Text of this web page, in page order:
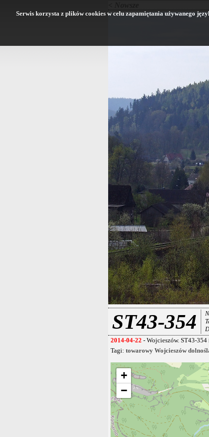
Serwis korzysta z plików cookies w celu zapamiętania używanego
ST43-354
2014-04-22 - Wojcieszów. ST43-
Tagi: towarowy Wojcieszów
+
−